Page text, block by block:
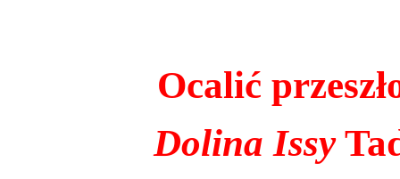
Ocalić
Dolina Issy